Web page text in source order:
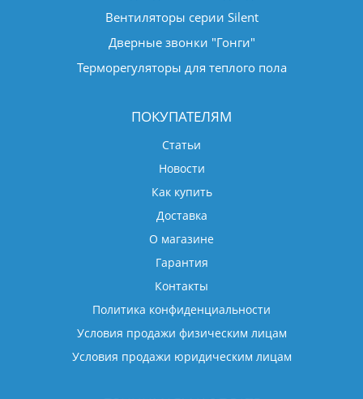
Вентиляторы серии Silent
Дверные звонки "Гонги"
Терморегуляторы для теплого пола
ПОКУПАТЕЛЯМ
Статьи
Новости
Как купить
Доставка
О магазине
Гарантия
Контакты
Политика конфиденциальности
Условия продажи физическим лицам
Условия продажи юридическим лицам